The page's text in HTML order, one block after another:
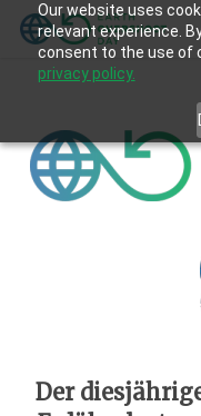
Our website uses
relevant experience.
consent to the use of
privacy policy.
Skip
Der